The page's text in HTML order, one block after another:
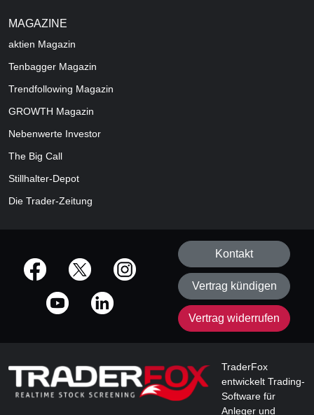
MAGAZINE
aktien Magazin
Tenbagger Magazin
Trendfollowing Magazin
GROWTH Magazin
Nebenwerte Investor
The Big Call
Stillhalter-Depot
Die Trader-Zeitung
offizielle Social Media-Accounts
Kontakt
Vertrag kündigen
Vertrag widerrufen
TraderFox
entwickelt Trading-
Software für
Anleger und